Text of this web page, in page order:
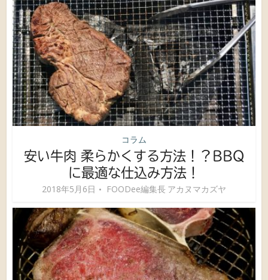
コラム
安い牛肉 柔らかくする方法！？BBQ
に最適な仕込み方法！
2018年5月6日 FOODee編集長 アカヌマカズヤ